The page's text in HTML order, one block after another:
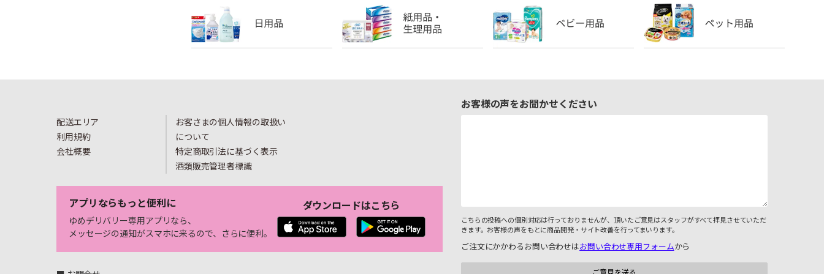
配送エリア
利用規約
会社概要
お客さまの個人情報の取扱い
について
特定商取引法に基づく表示
酒類販売管理者標識
アプリならもっと便利に
ゆめデリバリー専用アプリなら、
メッセージの通知がスマホに来るので、さらに便利。
ダウンロードはこちら
お客様の声をお聞かせください
こちらの投稿への個別対応は行っておりませんが、頂いたご意見はスタッフがすべて拝見させていただ
きます。お客様の声をもとに商品開発・サイト改善を行ってまいります。
ご注文にかかわるお問い合わせはお問い合わせ専用フォームから